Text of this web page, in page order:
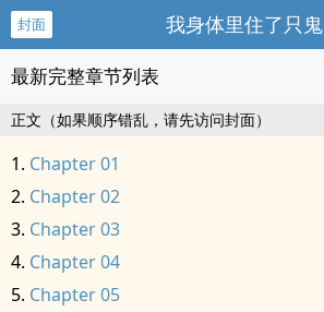
封面 我身体里住了只鬼
最新完整章节列表
正文（如果顺序错乱，请先访问封面）
Chapter 01
Chapter 02
Chapter 03
Chapter 04
Chapter 05